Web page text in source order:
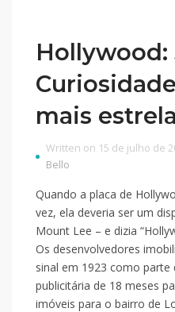
Hollywood:
mais
Written on 15 de julho de
Bello
Quando a placa de
vez, ela deveria ser um
Mount Lee – e dizia
Os desenvolvedores
sinal em 1923 como parte
publicitária de 18 meses
imóveis para o bairro de